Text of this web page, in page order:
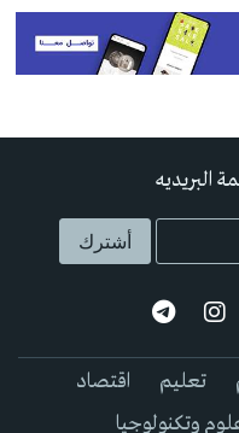
البريديه
تعليم
اقتصاد
وتكنولوجيا